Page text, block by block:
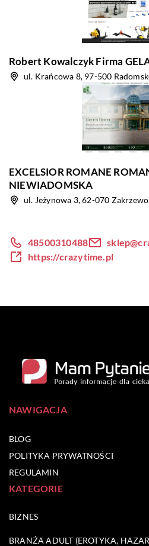
Robert Kowalczyk Firma
ul. Krańcowa 8, 97-500
EXCELSIOR ROMANE
NIEWIADOMSKA
ul. Jeżynowa 3, 62-070 Zakrzewo
48500310488
https://crazytime.pl
NAWIGACJA
BLOG
POLITYKA PRYWATNOŚCI
REGULAMIN
KATEGORIE
BIZNES
BRANŻA ADULT (EROTYKA,